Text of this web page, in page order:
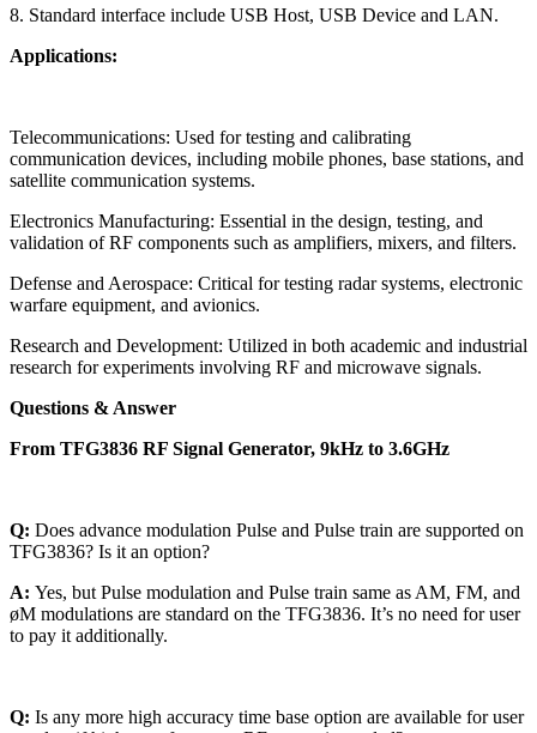
8. Standard interface include USB Host, USB Device and LAN.
Applications:
Telecommunications: Used for testing and calibrating
communication devices, including mobile phones, base stations, and
satellite communication systems.
Electronics Manufacturing: Essential in the design, testing, and
validation of RF components such as amplifiers, mixers, and filters.
Defense and Aerospace: Critical for testing radar systems, electronic
warfare equipment, and avionics.
Research and Development: Utilized in both academic and industrial
research for experiments involving RF and microwave signals.
Questions & Answer
From TFG3836 RF Signal Generator, 9kHz to 3.6GHz
Q: Does advance modulation Pulse and Pulse train are supported on
TFG3836? Is it an option?
A: Yes, but Pulse modulation and Pulse train same as AM, FM, and
øM modulations are standard on the TFG3836. It’s no need for user
to pay it additionally.
Q: Is any more high accuracy time base option are available for user